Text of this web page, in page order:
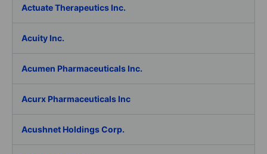
Actuate Therapeutics Inc.
Acuity Inc.
Acumen Pharmaceuticals Inc.
Acurx Pharmaceuticals Inc
Acushnet Holdings Corp.